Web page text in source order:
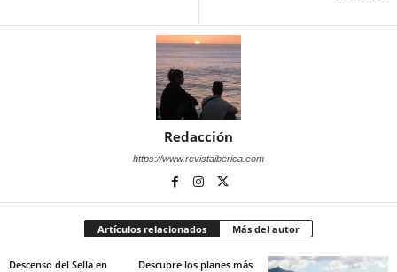
Redacción
https://www.revistaiberica.com
Artículos relacionados Más del autor
Descenso del Sella en
Descubre los planes más